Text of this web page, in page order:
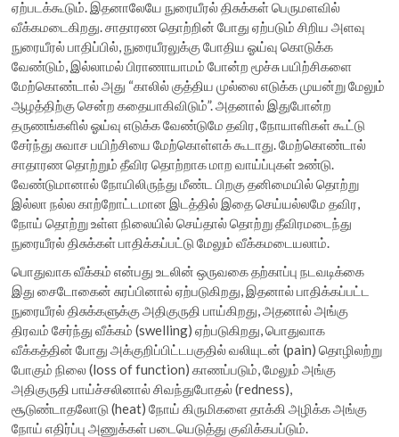
ஏற்படக்கூடும். இதனாலேயே நுரையீரல் திசுக்கள் பெருமளவில்
வீக்கமடைகிறது. சாதாரண தொற்றின் போது ஏற்படும் சிறிய அளவு
நுரையீரல் பாதிப்பில், நுரையீரலுக்கு போதிய ஓய்வு கொடுக்க
வேண்டும், இல்லாமல் பிராணாயாமம் போன்ற மூச்சு பயிற்சிகளை
மேற்கொண்டால் அது “காலில் குத்திய முல்லை எடுக்க முயன்று மேலும்
ஆழத்திற்கு சென்ற கதையாகிவிடும்”. அதனால் இதுபோன்ற
தருணங்களில் ஓய்வு எடுக்க வேண்டுமே தவிர, நோயாளிகள் கூட்டு
சேர்ந்து சுவாச பயிற்சியை மேற்கொள்ளக் கூடாது. மேற்கொண்டால்
சாதாரண தொற்றும் தீவிர தொற்றாக மாற வாய்ப்புகள் உண்டு.
வேண்டுமானால் நோயிலிருந்து மீண்ட பிறகு தனிமையில் தொற்று
இல்லா நல்ல காற்றோட்டமான இடத்தில் இதை செய்யல்லமே தவிர,
நோய் தொற்று உள்ள நிலையில் செய்தால் தொற்று தீவிரமடைந்து
நுரையீரல் திசுக்கள் பாதிக்கப்பட்டு மேலும் வீக்கமடையலாம்.
பொதுவாக வீக்கம் என்பது உடலின் ஒருவகை தற்காப்பு நடவடிக்கை
இது சைடோகைன் சுரப்பினால் ஏற்படுகிறது, இதனால் பாதிக்கப்பட்ட
நுரையீரல் திசுக்களுக்கு அதிகுருதி பாய்கிறது, அதனால் அங்கு
திரவம் சேர்ந்து வீக்கம் (swelling) ஏற்படுகிறது, பொதுவாக
வீக்கத்தின் போது அக்குறிப்பிட்டபகுதில் வலியுடன் (pain) தொழிலற்று
போகும் நிலை (loss of function) காணப்படும், மேலும் அங்கு
அதிகுருதி பாய்ச்சலினால் சிவந்துபோதல் (redness),
சூடுண்டாதலோடு (heat) நோய் கிருமிகளை தாக்கி அழிக்க அங்கு
நோய் எதிர்ப்பு அணுக்கள் படையெடுத்து குவிக்கபப்டும்.